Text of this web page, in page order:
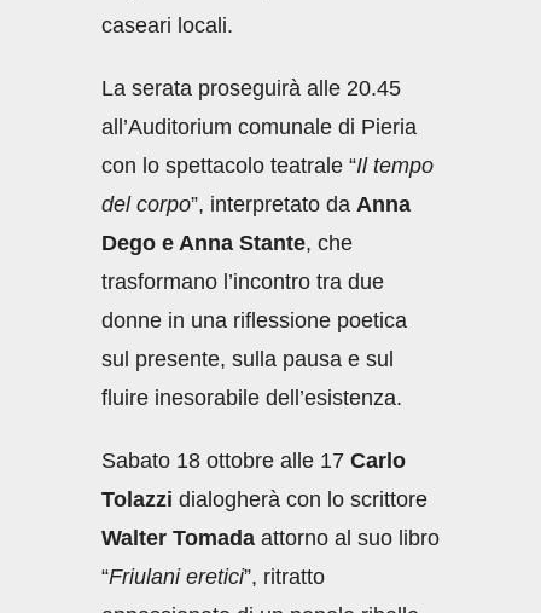
caseari locali.
La serata proseguirà alle 20.45
all’Auditorium comunale di Pieria
con lo spettacolo teatrale “Il tempo
del corpo”, interpretato da Anna
Dego e Anna Stante, che
trasformano l’incontro tra due
donne in una riflessione poetica
sul presente, sulla pausa e sul
fluire inesorabile dell’esistenza.
Sabato 18 ottobre alle 17 Carlo
Tolazzi dialogherà con lo scrittore
Walter Tomada attorno al suo libro
“Friulani eretici”, ritratto